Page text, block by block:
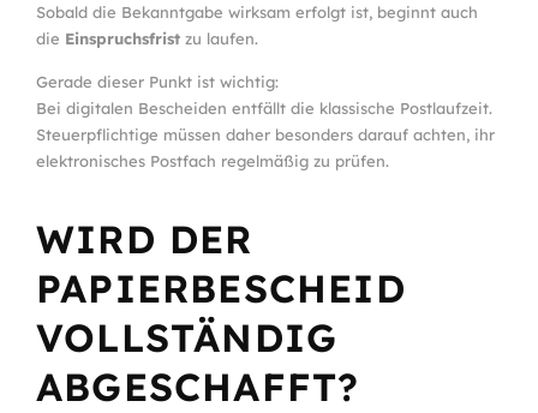
Sobald die Bekanntgabe wirksam erfolgt ist, beginnt auch
die Einspruchsfrist zu laufen.
Gerade dieser Punkt ist wichtig:
Bei digitalen Bescheiden entfällt die klassische Postlaufzeit.
Steuerpflichtige müssen daher besonders darauf achten, ihr
elektronisches Postfach regelmäßig zu prüfen.
WIRD DER
PAPIERBESCHEID
VOLLSTÄNDIG
ABGESCHAFFT?